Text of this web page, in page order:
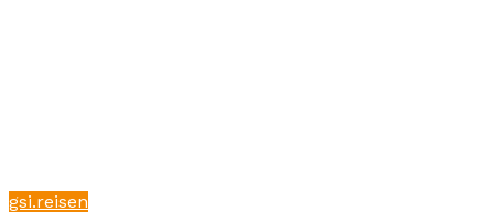
gsi.reisen